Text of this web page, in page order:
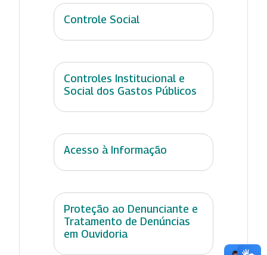
Controle Social
Controles Institucional e
Social dos Gastos Públicos
Acesso à Informação
Proteção ao Denunciante e
Tratamento de Denúncias
em Ouvidoria